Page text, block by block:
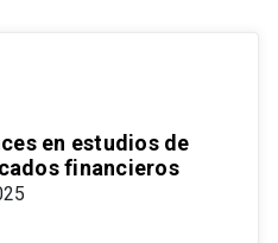
en estudios de
financieros